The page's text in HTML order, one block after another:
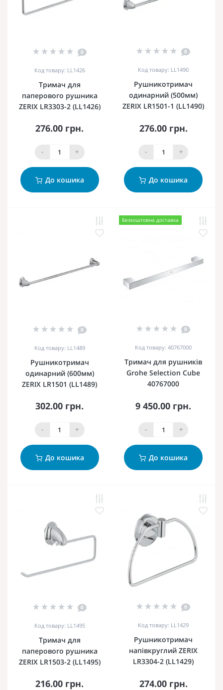
0
Код товару: LL1426
Тримач для
паперового рушника
ZERIX LR3303-2 (LL1426)
276.00 грн.
- +
До кошика
0
Код товару: LL1490
Рушникотримач
одинарний (500мм)
ZERIX LR1501-1 (LL1490)
276.00 грн.
- +
До кошика
0
Код товару: LL1489
Рушникотримач
одинарний (600мм)
ZERIX LR1501 (LL1489)
302.00 грн.
- +
До кошика
Безкоштовна доставка
0
Код товару: 40767000
Тримач для рушників
Grohe Selection Cube
40767000
9 450.00 грн.
- +
До кошика
0
Код товару: LL1495
Тримач для
паперового рушника
ZERIX LR1503-2 (LL1495)
216.00 грн.
0
Код товару: LL1429
Рушникотримач
напівкруглий ZERIX
LR3304-2 (LL1429)
274.00 грн.